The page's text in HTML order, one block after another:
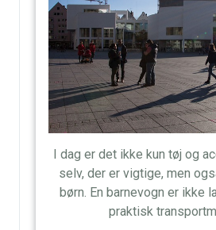
I dag er det ikke kun tøj og
selv, der er vigtige, men
børn. En barnevogn er ikke
praktisk